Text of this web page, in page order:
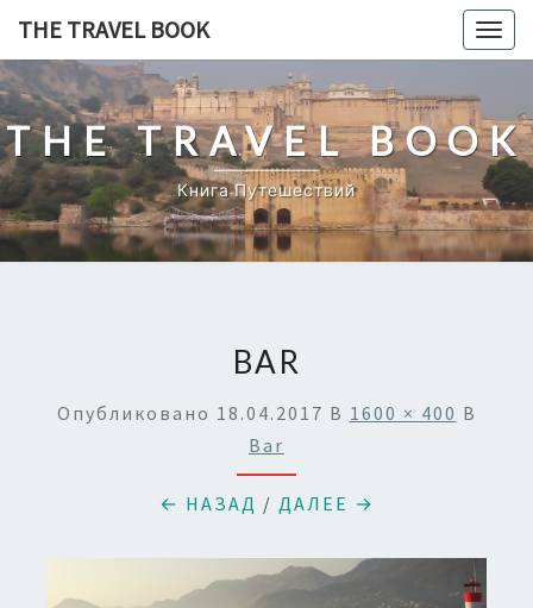
содержимому
THE TRAVEL BOOK
THE TRAVEL BOOK
Книга Путешествий
BAR
Опубликовано 18.04.2017 В 1600 × 400 В
Bar
← НАЗАД / ДАЛЕЕ →